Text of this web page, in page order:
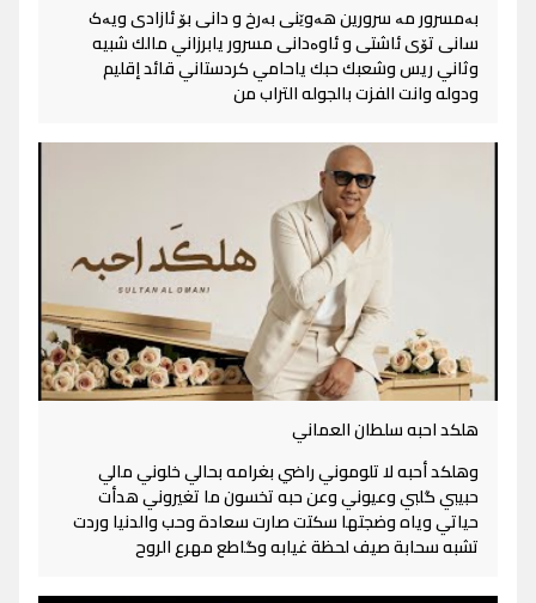
بەمسرور مە سرورین هەوێنی بەرخ و دانی بۆ ئازادی ویەک
سانی تۆی ئاشتی و ئاوەدانی مسرور يابرزاني مالك شبيه
وثاني ريس وشعبك حبك ياحامي كردستاني قائد إقليم
ودوله وانت الفزت بالجوله التراب من
هلكد احبه سلطان العماني
وهلكد أحبه لا تلوموني راضي بغرامه بحالي خلوني مالي
حبيبي گلبي وعيوني وعن حبه تخسون ما تغيروني هدأت
حياتي وياه وضجتها سكتت صارت سعادة وحب والدنيا وردت
تشبه سحابة صيف لحظة غيابه وگاطع مهرع الروح